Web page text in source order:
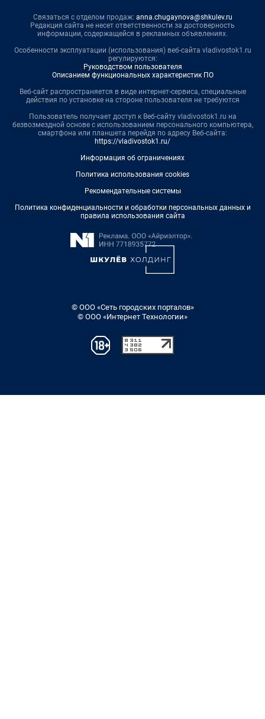
Связаться с отделом продаж: anna.chugaynova@shkulev.ru
Редакция сайта не несет ответственности за достоверность
информации, содержащейся в рекламных объявлениях.
Особенности эксплуатации (использования) веб-сайта vladivostok1.ru
регулируются:
Руководством пользователя
Описанием функциональных характеристик ПО
Веб-сайт распространяется в виде интернет-сервиса, специальные
действия по установке на стороне пользователя не требуются
Пользователь получает доступ к Веб-сайту vladivostok1.ru на
безвозмездной основе с использованием персонального компьютера,
смартфона или планшета перейдя по адресу Веб-сайта:
https://vladivostok1.ru/
Информация об ограничениях
Политика использования cookies
Рекомендательные системы
Политика конфиденциальности и обработки персональных данных и
правила использования сайта
© ООО «Сеть городских порталов»
© ООО «Интернет Технологии»